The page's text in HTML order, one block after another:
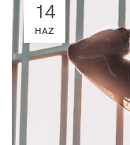
14
HAZ